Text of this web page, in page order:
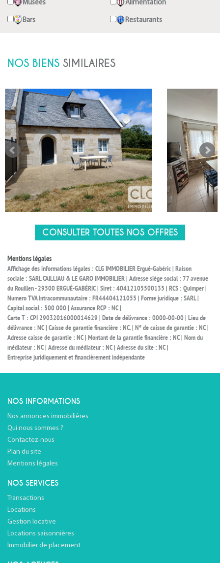
Musées Alimentation
Bars Restaurants
NOS BIENS SIMILAIRES
CONSULTER TOUTES NOS OFFRES
Mentions légales
Affichage des informations légales : CLG IMMOBILIER Ergué-Gabéric | Raison
sociale : SARL CAILLIAU & LE GARO IMMOBILIER | Adresse siège social : 77 avenue
du Rouillen - 29500 ERGUÉ-GABÉRIC | Siret : 40412105500135 | RCS : Quimper |
Numero TVA Intracommunautaire : FR44404121055 | Forme juridique : SARL |
Capital social : 500 000 | Assurance RCP : NC |
Carte T : CPI 29032016000014629 | Date de délivrance : 0000-00-00 | Lieu de
délivrance : NC | Caisse de garantie financière : NC. | N° de caisse de garantie : NC |
Adresse caisse de garantie : NC | Montant de la garantie financière : NC | Nom du
médiateur : NC | Adresse du médiateur : NC | Adresse du site : NC |
Entreprise juridiquement et financièrement indépendante
NOS INFORMATIONS
Nos annonces immobilières
Qui nous sommes ?
Contactez-nous
Plan du site
Mentions légales
NOS SERVICES
Transactions
Locations
Gestion locative
Locations saisonnières
Immobilier de placement